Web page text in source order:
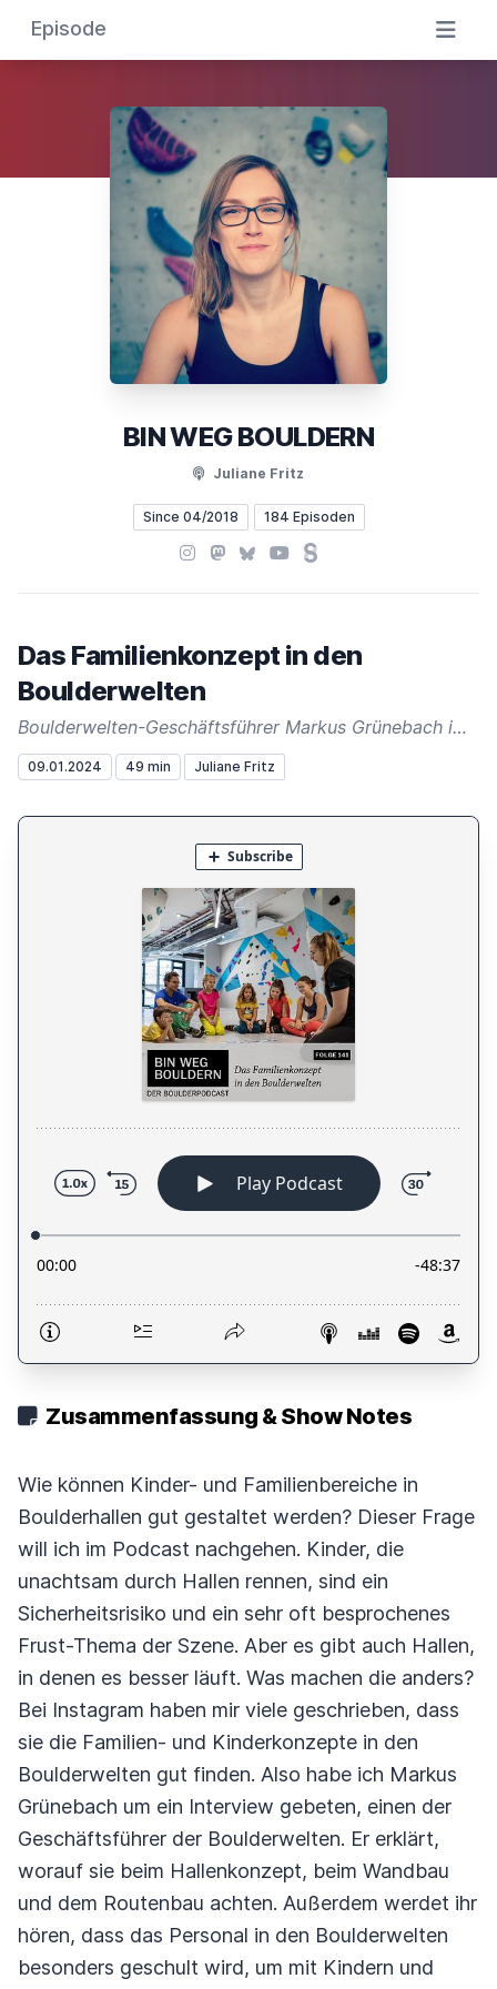
Episode
BIN WEG BOULDERN
Juliane Fritz
Since 04/2018 184 Episoden
Instagram
Mastodon
BlueskyYouTubeSteady
Das Familienkonzept in den
Boulderwelten
Boulderwelten-Geschäftsführer Markus Grünebach im Interview
09.01.2024 49 min Juliane Fritz
Zusammenfassung & Show Notes
Wie können Kinder- und Familienbereiche in
Boulderhallen gut gestaltet werden? Dieser Frage
will ich im Podcast nachgehen. Kinder, die
unachtsam durch Hallen rennen, sind ein
Sicherheitsrisiko und ein sehr oft besprochenes
Frust-Thema der Szene. Aber es gibt auch Hallen,
in denen es besser läuft. Was machen die anders?
Bei Instagram haben mir viele geschrieben, dass
sie die Familien- und Kinderkonzepte in den
Boulderwelten gut finden. Also habe ich Markus
Grünebach um ein Interview gebeten, einen der
Geschäftsführer der Boulderwelten. Er erklärt,
worauf sie beim Hallenkonzept, beim Wandbau
und dem Routenbau achten. Außerdem werdet ihr
hören, dass das Personal in den Boulderwelten
besonders geschult wird, um mit Kindern und